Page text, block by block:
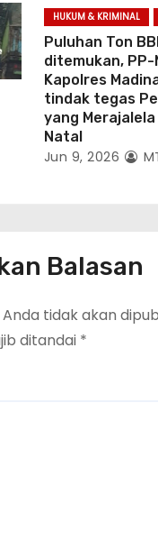
HUKUM & KRIMINAL
Puluhan Ton
ditemukan, PP-
Kapolres
tindak tegas
yang
Natal
Jun 9, 2026
Balasan
tidak akan
ditandai *